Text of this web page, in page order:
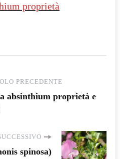
proprietà
PRECEDENTE
absinthium proprietà e
spinosa)